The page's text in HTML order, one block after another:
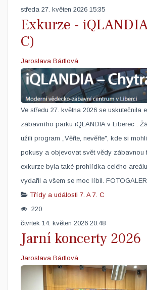
středa 27. květen 2026 15:35
Exkurze -
C)
Jaroslava Bártlová
Ve středu 27. května 2026 se uskutečnila
zábavního parku iQLANDIA v Liberec .
užili program „Věřte, nevěřte", kde si
pokusy a objevovat svět vědy zábavnou
exkurze byla také prohlídka celého
vydařil a všem se moc líbil.
Třídy a události 7. A 7. C
220
čtvrtek 14. květen 2026 20:48
Jarní koncerty 2026
Jaroslava Bártlová